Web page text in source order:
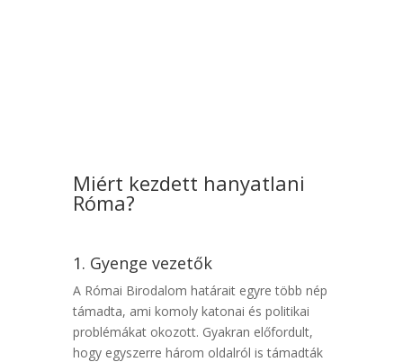
Miért kezdett hanyatlani
Róma?
1. Gyenge vezetők
A Római Birodalom határait egyre több nép
támadta, ami komoly katonai és politikai
problémákat okozott. Gyakran előfordult,
hogy egyszerre három oldalról is támadták